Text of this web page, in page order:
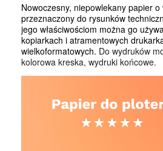
Nowoczesny, niepowlekany papier o
przeznaczony do rysunków
jego właściwościom można go
kopiarkach i atramentowych
wielkoformatowych. Do wydruków
kolorowa kreska, wydruki końcowe.